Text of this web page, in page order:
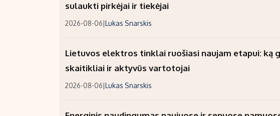
sulaukti pirkėjai ir tiekėjai
2026-08-06|Lukas Snarskis
Lietuvos elektros tinklai ruošiasi naujam etapui: ką
skaitikliai ir aktyvūs vartotojai
2026-08-06|Lukas Snarskis